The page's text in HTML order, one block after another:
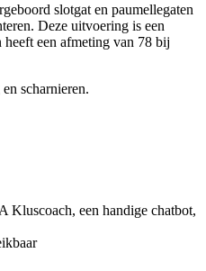
slotgat en paumellegaten
Deze uitvoering is een
een afmeting van 78 bij
scharnieren.
een handige chatbot,